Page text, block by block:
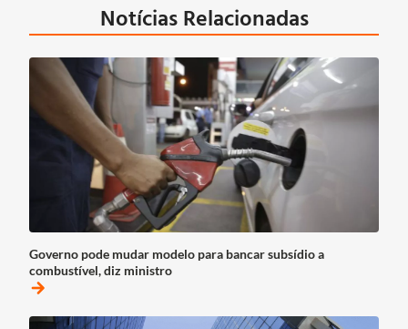
Notícias Relacionadas
Governo pode mudar modelo para bancar subsídio a
combustível, diz ministro
arrow_forward